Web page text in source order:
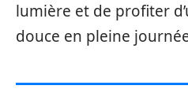
lumière et de profiter
douce en pleine